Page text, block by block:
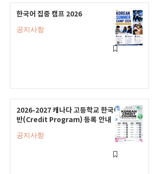
한국어 집중 캠프 2026
공지사항
2026-2027 캐나다 고등학교 한국어
반(Credit Program) 등록 안내
공지사항